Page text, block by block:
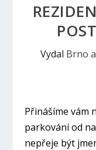
Vydal Brno
Přinášíme vám
parkování od
nepřeje být